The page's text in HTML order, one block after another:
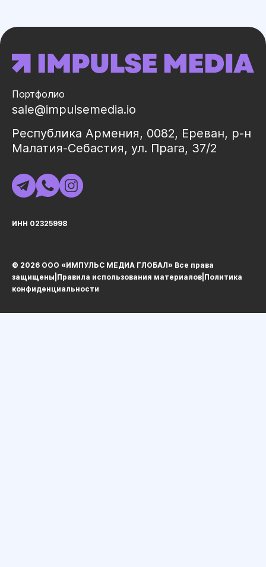
Портфолио
sale@impulsemedia.io
Республика Армения, 0082, Ереван, р-н
Малатия-Себастия, ул. Прага, 37/2
ИНН 02325998
© 2026 ООО «ИМПУЛЬС МЕДИА ГЛОБАЛ» Все права
защищеныㅤ|ㅤ Правила использования материалов Политика
конфиденциальности